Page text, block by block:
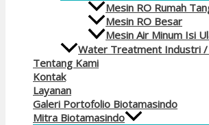
Mesin RO Rumah
Mesin RO Besar
Mesin Air Minum Isi
Water Treatment Industri
Tentang Kami
Kontak
Layanan
Galeri Portofolio Biotamasindo
Mitra Biotamasindo